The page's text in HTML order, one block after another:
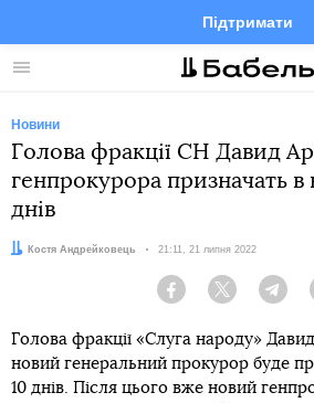
Меню
Підтримати
FacebookTelegram
Новини
Голова фракції СН Давид
генпрокурора призначать в
днів
Автор:Костя Андрейковець Дата:
21:11, 21 липня 2022
Facebook Twitter
Голова фракції «Слуга народу»
новий генеральний прокурор буде
10 днів. Після цього вже новий